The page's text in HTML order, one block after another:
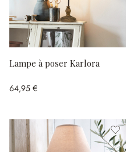
Lampe à poser Karlora
64,95 €